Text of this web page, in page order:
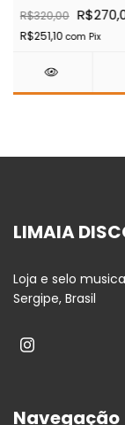
R$320,00
R$251,10com Pix
LIMAIA
Loja e selo
Sergipe, Brasil
Navegação